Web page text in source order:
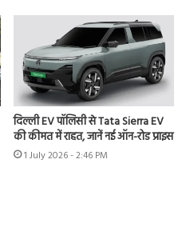
दिल्ली EV पॉलिसी से Tata Sierra EV
की कीमत में राहत, जानें नई ऑन-रोड प्राइस
1 July 2026 - 2:46 PM